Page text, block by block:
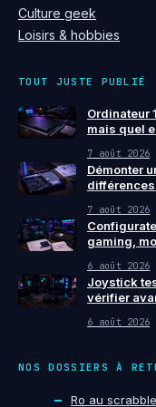
Culture geek
Loisirs & hobbies
TOUT JUSTE PUBLIÉ
Ordinateur
mais quel
7 août 2026
Démonter
7 août 2026
gaming,
6 août 2026
Joystick
vérifier
6 août 2026
NOS DOSSIERS À
Ro au